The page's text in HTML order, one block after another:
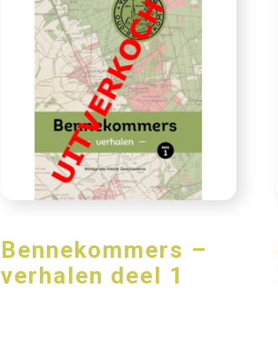
Bennekommers –
verhalen deel 1